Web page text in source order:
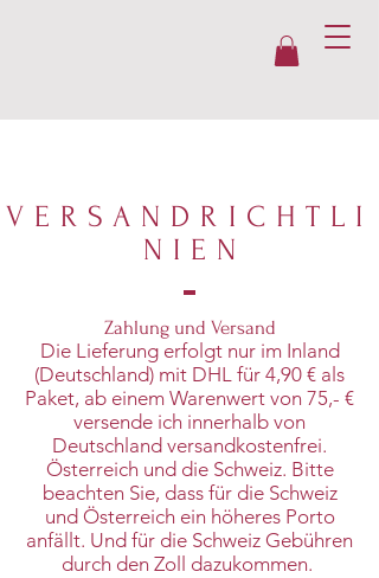
VERSANDRICHTLI
NIE N
Zahlung und Versand
Die Lieferung erfolgt nur im Inland
(Deutschland) mit DHL für 4,90 € als
Paket, ab einem Warenwert von 75,- €
versende ich innerhalb von
Deutschland versandkostenfrei.
Österreich und die Schweiz. Bitte
beachten Sie, dass für die Schweiz
und Österreich ein höheres Porto
anfällt. Und für die Schweiz Gebühren
durch den Zoll dazukommen.